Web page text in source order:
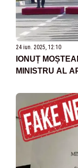
24 iun. 2025, 12:10
IONUȚ
MINISTRU AL